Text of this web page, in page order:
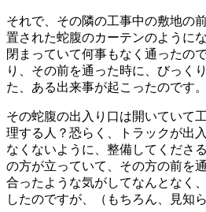
それで、その隣の工事中の敷地の
置された蛇腹のカーテンのように
閉まっていて何事もなく通ったの
り、その前を通った時に、びっく
た、ある出来事が起こったのです。
その蛇腹の出入り口は開いていて
理する人？恐らく、トラックが出
なくないように、整備してくださ
の方が立っていて、その方の前を
合ったような気がしてなんとなく
したのですが、（もちろん、見知